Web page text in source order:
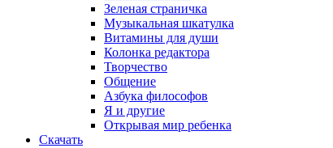
Зеленая страничка
Музыкальная шкатулка
Витамины для души
Колонка редактора
Творчество
Общение
Азбука философов
Я и другие
Открывая мир ребенка
Скачать